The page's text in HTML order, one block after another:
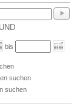
UND
bis
suchen
suchen